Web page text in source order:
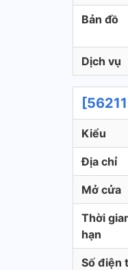
Bản đồ
Dịch vụ
Kiểu
Địa chỉ
Mở cửa
Thời
hạn
Số điện